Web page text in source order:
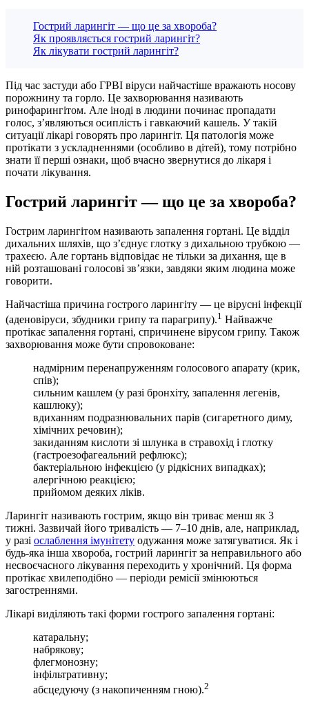
Гострий ларингіт — що це за хвороба?
Як проявляється гострий ларингіт?
Як лікувати гострий ларингіт?
Під час застуди або ГРВІ віруси найчастіше вражають носову
порожнину та горло. Це захворювання називають
ринофарингітом. Але іноді в людини починає пропадати
голос, з’являються осиплість і гавкаючий кашель. У такій
ситуації лікарі говорять про ларингіт. Ця патологія може
протікати з ускладненнями (особливо в дітей), тому потрібно
знати її перші ознаки, щоб вчасно звернутися до лікаря і
почати лікування.
Гострий ларингіт — що це за хвороба?
Гострим ларингітом називають запалення гортані. Це відділ
дихальних шляхів, що з’єднує глотку з дихальною трубкою —
трахеєю. Але гортань відповідає не тільки за дихання, ще в
ній розташовані голосові зв’язки, завдяки яким людина може
говорити.
Найчастіша причина гострого ларингіту — це вірусні інфекції
(аденовіруси, збудники грипу та парагрипу).1 Найважче
протікає запалення гортані, спричинене вірусом грипу. Також
захворювання може бути спровоковане:
надмірним перенапруженням голосового апарату (крик,
спів);
сильним кашлем (у разі бронхіту, запалення легенів,
кашлюку);
вдиханням подразнювальних парів (сигаретного диму,
хімічних речовин);
закиданням кислоти зі шлунка в стравохід і глотку
(гастроезофагеальний рефлюкс);
бактеріальною інфекцією (у рідкісних випадках);
алергічною реакцією;
прийомом деяких ліків.
Ларингіт називають гострим, якщо він триває менш як 3
тижні. Зазвичай його тривалість — 7–10 днів, але, наприклад,
у разі ослаблення імунітету одужання може затягуватися. Як і
будь-яка інша хвороба, гострий ларингіт за неправильного або
несвоєчасного лікування переходить у хронічний. Ця форма
протікає хвилеподібно — періоди ремісії змінюються
загостреннями.
Лікарі виділяють такі форми гострого запалення гортані:
катаральну;
набрякову;
флегмонозну;
інфільтративну;
абсцедуючу (з накопиченням гною).2